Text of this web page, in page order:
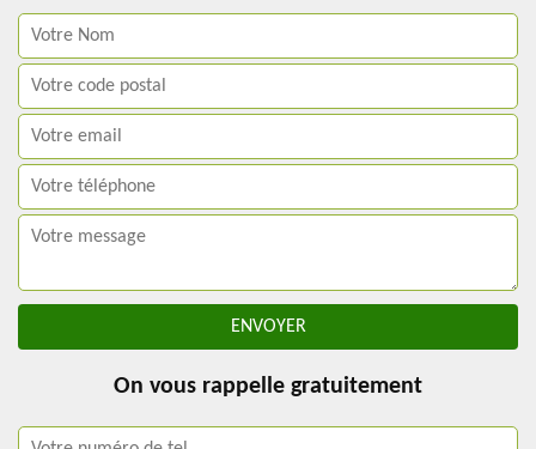
On vous rappelle gratuitement